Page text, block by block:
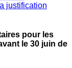
justification
pour les
le 30 juin de